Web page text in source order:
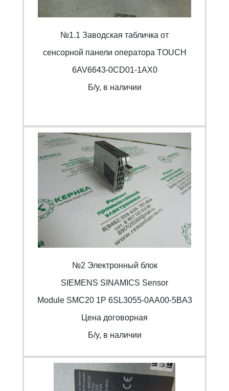
№1.1 Заводская табличка от
cенсорной панели оператора TOUCH
6AV6643-0CD01-1AX0
Б/y, в наличии
№2 Электронный блок
SIEMENS SINAMICS Sensor
Module SMC20 1P 6SL3055-0AA00-5BA3
Цена договорная
Б/y, в наличии